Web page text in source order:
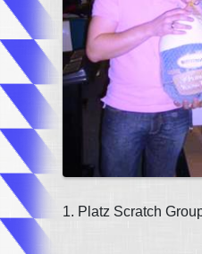
1. Platz Scratch